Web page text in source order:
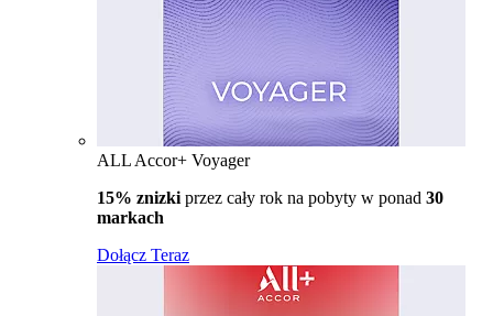
ALL Accor+ Voyager
15% znizki przez cały rok na pobyty w ponad 30
markach
Dołącz Teraz